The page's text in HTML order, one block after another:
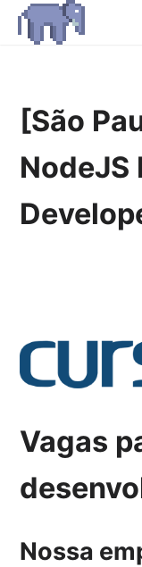
[São
NodeJS
Vagas
Nossa